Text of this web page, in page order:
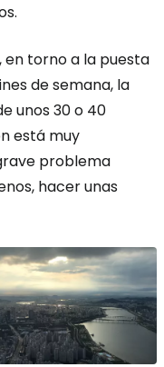
en torno a la puesta
de semana, la
unos 30 o 40
está muy
problema
hacer unas